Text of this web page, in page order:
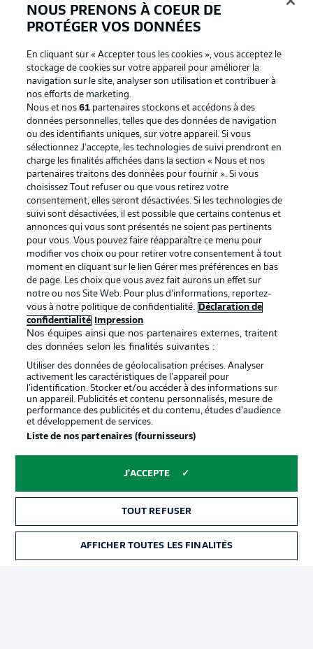
BUNDESLIGA APP
Proposé par
Conditions d’utilisation des
services
Mentions Légales Gérer mes préférences
Déclaration de
confidentialité
Diffuseurs
Impression Joueurs
© 2026 Bundesliga-Gruppe GmbH
NOUS PRENONS À COEUR DE
PROTÉGER VOS DONNÉES
En cliquant sur « Accepter tous les cookies », vous acceptez le
stockage de cookies sur votre appareil pour améliorer la
navigation sur le site, analyser son utilisation et contribuer à
nos efforts de marketing.
Nous et nos61 partenaires stockons et accédons à des
données personnelles, telles que des données de navigation
ou des identifiants uniques, sur votre appareil. Si vous
sélectionnez J'accepte, les technologies de suivi prendront en
charge les finalités affichées dans la section « Nous et nos
partenaires traitons des données pour fournir ». Si vous
choisissez Tout refuser ou que vous retirez votre
consentement, elles seront désactivées. Si les technologies de
suivi sont désactivées, il est possible que certains contenus et
annonces qui vous sont présentés ne soient pas pertinents
pour vous. Vous pouvez faire réapparaître ce menu pour
modifier vos choix ou pour retirer votre consentement à tout
moment en cliquant sur le lien Gérer mes préférences en bas
de page. Les choix que vous avez fait aurons un effet sur
notre ou nos Site Web. Pour plus d’informations, reportez-
vous à notre politique de confidentialité.
Déclaration de
confidentialité
Impression
Nos équipes ainsi que nos partenaires externes, traitent
des données selon les finalités suivantes :
Utiliser des données de géolocalisation précises. Analyser
activement les caractéristiques de l’appareil pour
l’identification. Stocker et/ou accéder à des informations sur
un appareil. Publicités et contenu personnalisés, mesure de
performance des publicités et du contenu, études d’audience
et développement de services.
Liste de nos partenaires (fournisseurs)
J'ACCEPTE
TOUT REFUSER
AFFICHER TOUTES LES FINALITÉS